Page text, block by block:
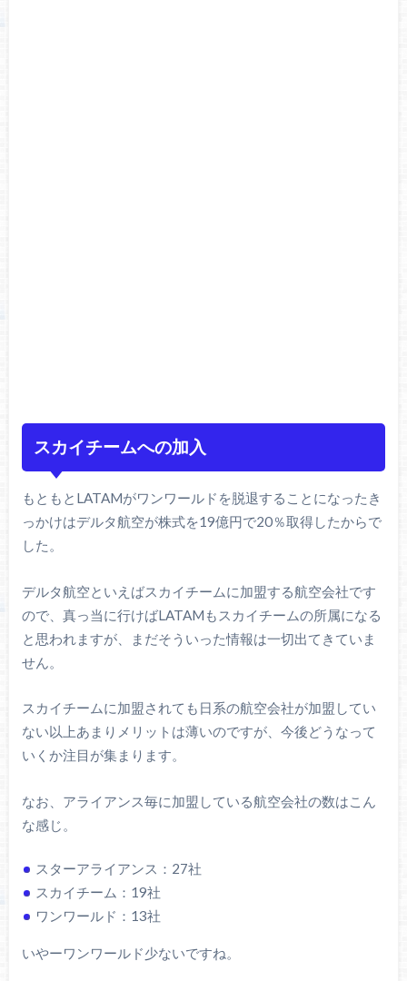
スカイチームへの加入
もともとLATAMがワンワールドを脱退することになったき
っかけはデルタ航空が株式を19億円で20％取得したからで
した。
デルタ航空といえばスカイチームに加盟する航空会社です
ので、真っ当に行けばLATAMもスカイチームの所属になる
と思われますが、まだそういった情報は一切出てきていま
せん。
スカイチームに加盟されても日系の航空会社が加盟してい
ない以上あまりメリットは薄いのですが、今後どうなって
いくか注目が集まります。
なお、アライアンス毎に加盟している航空会社の数はこん
な感じ。
スターアライアンス：27社
スカイチーム：19社
ワンワールド：13社
いやーワンワールド少ないですね。